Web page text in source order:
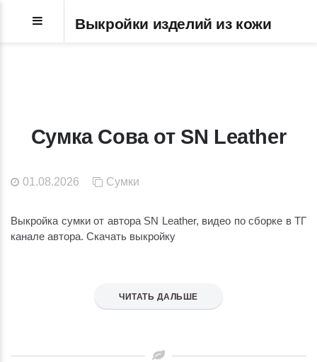
Выкройки изделий из кожи
Сумка Сова от SN Leather
01.08.2026 Сумки
Выкройка сумки от автора SN Leather, видео по сборке в ТГ
канале автора. Скачать выкройку
ЧИТАТЬ ДАЛЬШЕ